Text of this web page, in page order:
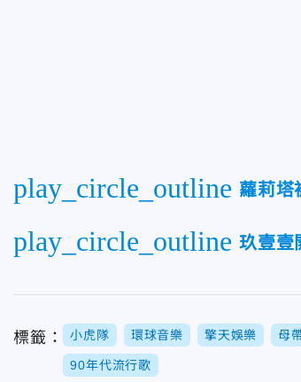
play_circle_outline 蘿莉塔
play_circle_outline 玖壹壹
標籤： 小虎隊 環球音樂 擎天娛樂 母
90年代流行歌